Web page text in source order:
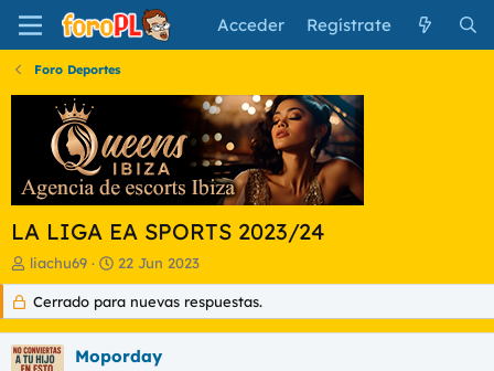
Acceder Regístrate
Foro Deportes
LA LIGA EA SPORTS 2023/24
I
n
c
i
a
liachu69
F
e
c
h
d
22 Jun 2023
Cerrado para nuevas respuestas.
Moporday